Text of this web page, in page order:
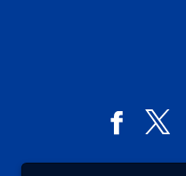
Facebook
X,